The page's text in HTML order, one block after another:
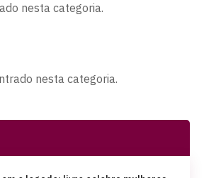
nesta categoria.
nesta categoria.